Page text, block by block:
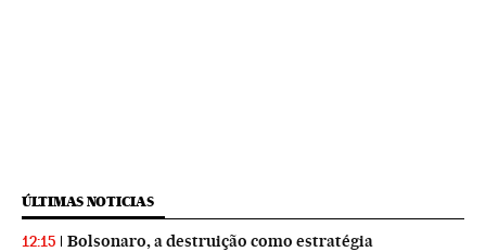
ÚLTIMAS NOTICIAS
12:15 Bolsonaro, a destruição como estratégia